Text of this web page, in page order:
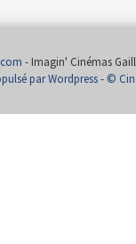
- Imagin' Cinémas
par Wordpress- ©